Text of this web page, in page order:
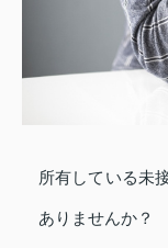
所有している未
ありませんか？